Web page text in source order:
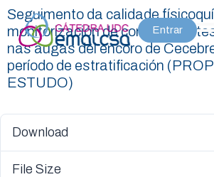
Entrar
Seguimento da calidade
monitorización de
nas augas del encoro de
período de estratificación
ESTUDO)
Download
File Size